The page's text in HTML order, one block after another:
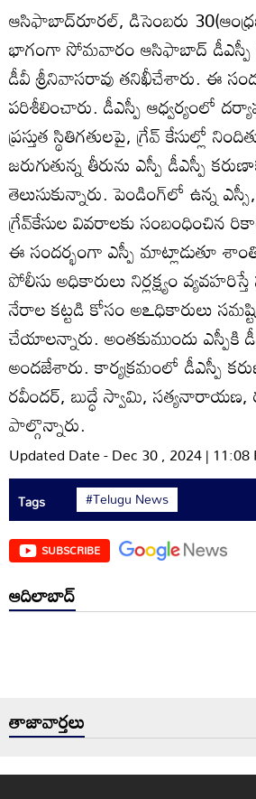
ఆసిఫాబాద్‌రూరల్‌, డిసెంబరు
భాగంగా సోమవారం ఆసిఫాబాద్‌ డీఎస్పీ
డీవీ శ్రీనివాసరావు తనిఖీచేశారు. ఈ
పరిశీలించారు. డీఎస్పీ ఆధ్వర్యంలో
ప్రస్తుత స్థితిగతులపై, గ్రేవ్‌ కేసుల్లో
జరుగుతున్న తీరును ఎస్పీ డీఎస్పీ
తెలుసుకున్నారు. పెండింగ్‌లో ఉన్న
గ్రేవ్‌కేసుల వివరాలకు సంబంధించిన
ఈ సందర్భంగా ఎస్పీ మాట్లాడుతూ
పోలీసు అధికారులు నిర్లక్ష్యం
నేరాల కట్టడి కోసం అఽధికారులు
చేయాలన్నారు. అంతకుముందు ఎస్పీకి
అందజేశారు. కార్యక్రమంలో డీఎస్పీ
రవీందర్‌, బుద్ధే స్వామి, సత్యనారాయణ,
పాల్గొన్నారు.
Updated Date - Dec 30 , 2024 | 11:08
Tags #Telugu News
SUBSCRIBE
ఆదిలాబాద్
తాజావార్తలు